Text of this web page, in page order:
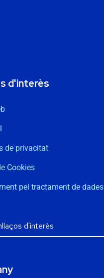
d'interès
de privacitat
Cookies
pel tractament de dades